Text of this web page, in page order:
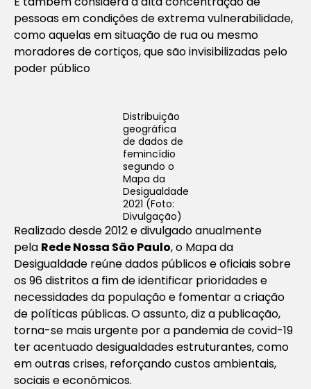
pessoas em condições de extrema vulnerabilidade,
como aquelas em situação de rua ou mesmo
moradores de cortiços, que são invisibilizadas pelo
poder público
Distribuição
geográfica
de dados de
femincídio
segundo o
Mapa da
Desigualdade
2021 (Foto:
Divulgação)
Realizado desde 2012 e divulgado anualmente
pela Rede Nossa São Paulo, o Mapa da
Desigualdade reúne dados públicos e oficiais sobre
os 96 distritos a fim de identificar prioridades e
necessidades da população e fomentar a criação
de políticas públicas. O assunto, diz a publicação,
torna-se mais urgente por a pandemia de covid-19
ter acentuado desigualdades estruturantes, como
em outras crises, reforçando custos ambientais,
sociais e econômicos.